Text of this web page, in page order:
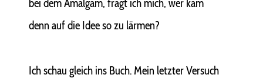
bei dem Amalgam, fragt ich mich, wer kam
denn auf die Idee so zu lärmen?
Ich schau gleich ins Buch. Mein letzter Versuch